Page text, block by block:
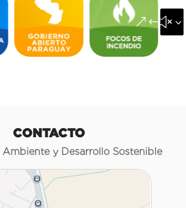
CONTACTO
Ambiente y Desarrollo Sostenible